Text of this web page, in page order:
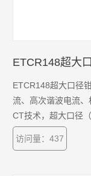
ETCR148超大
ETCR148超大口径
流、高次谐波电流
CT技术，超大口径
160mm×4mm扁排
被测线路，非接触
访问量：437